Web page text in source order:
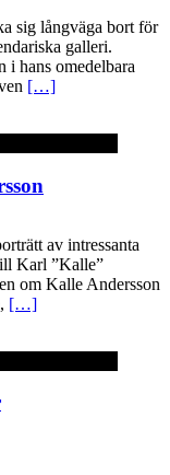
sig långväga bort för
galleri.
i hans omedelbara
[…]
av intressanta
Karl ”Kalle”
om Kalle Andersson
[…]